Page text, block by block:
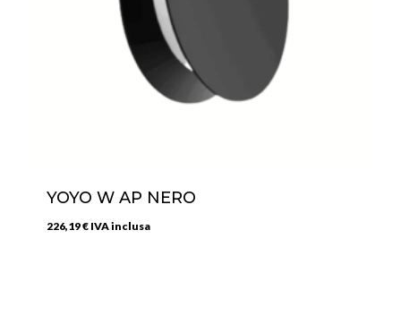
YOYO W AP NERO
226,19€ IVA inclusa